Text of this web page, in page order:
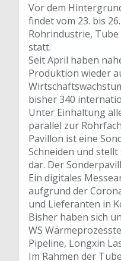
Vor dem
findet vom 23. bis
Rohrindustrie, Tube
statt.
Seit April haben
Produktion wieder
bisher 340
Unter Einhaltung
parallel zur
Pavillon ist eine
Schneiden und
dar. Der
Ein digitales
aufgrund der
und Lieferanten in
Bisher haben sich
WS
Pipeline, Longxin
Im Rahmen der